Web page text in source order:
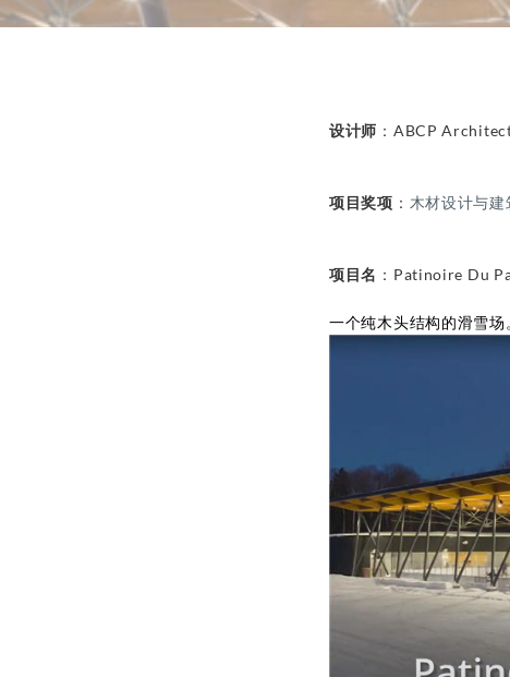
设计师 ：ABCP
项目奖项 ： 木材设计与建
项目名 ：Patinoire Du
一个纯木头结构的滑雪场